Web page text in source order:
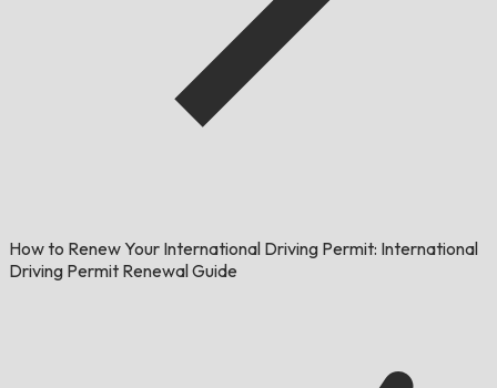
How to Renew Your International Driving Permit: International
Driving Permit Renewal Guide